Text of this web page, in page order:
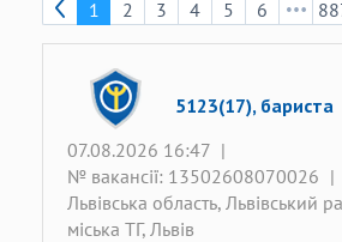
1 2 3 4 5 6
5123(17), бариста
07.08.2026 16:47 |
№ вакансії: 13502608070026 |
Львівська область, Львівський
міська ТГ, Львів